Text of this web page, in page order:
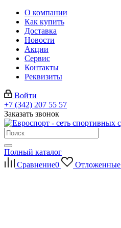
О компании
Как купить
Доставка
Новости
Акции
Сервис
Контакты
Реквизиты
Войти
+7 (342) 207 55 57
Заказать звонок
Полный каталог
Сравнение0 Отложенные